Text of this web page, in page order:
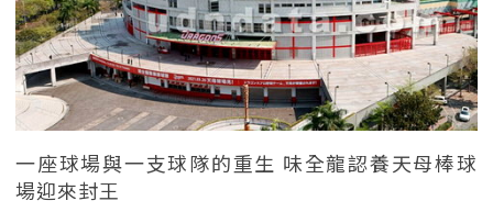
一座球場與一支球隊的重生 味全龍認養天母棒球
場迎來封王